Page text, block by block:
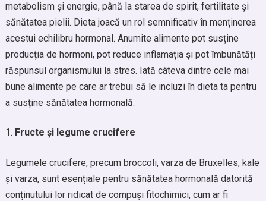
metabolism și energie, până la starea de spirit, fertilitate și
sănătatea pielii. Dieta joacă un rol semnificativ în menținerea
acestui echilibru hormonal. Anumite alimente pot susține
producția de hormoni, pot reduce inflamația și pot îmbunătăți
răspunsul organismului la stres. Iată câteva dintre cele mai
bune alimente pe care ar trebui să le incluzi în dieta ta pentru
a susține sănătatea hormonală.
Fructe și legume crucifere
Legumele crucifere, precum broccoli, varza de Bruxelles, kale
și varza, sunt esențiale pentru sănătatea hormonală datorită
conținutului lor ridicat de compuși fitochimici, cum ar fi